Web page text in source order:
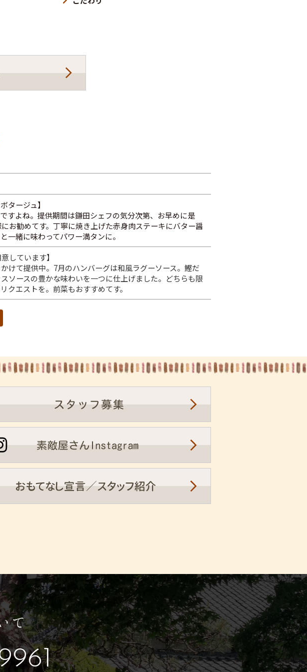
タージュ】
すよね。提供期間は鎌田シェフの気分次第、お早めに是
お勧めてす。丁寧に焼き上げた赤身肉ステーキにバター醤
一緒に味わってパワー満タンに。
しています】
けて提供中。7月のハンバーグは和風ラグーソース。鰹だ
ソースの豊かな味わいを一つに仕上げました。どちらも限
クエストを。前菜もおすすめてす。
て